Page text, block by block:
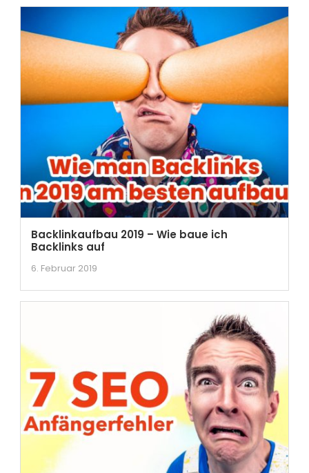
Backlinkaufbau 2019 – Wie baue ich
Backlinks auf
6. Februar 2019